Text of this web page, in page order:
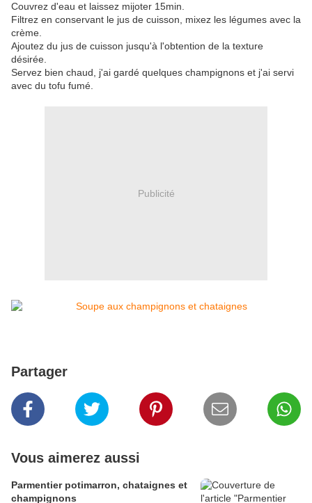
Couvrez d'eau et laissez mijoter 15min.
Filtrez en conservant le jus de cuisson, mixez les légumes avec la
crème.
Ajoutez du jus de cuisson jusqu'à l'obtention de la texture
désirée.
Servez bien chaud, j'ai gardé quelques champignons et j'ai servi
avec du tofu fumé.
Publicité
Partager
Vous aimerez aussi
Parmentier potimarron, chataignes et
champignons